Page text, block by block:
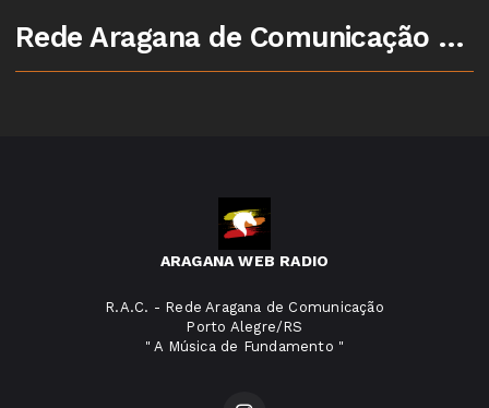
Rede Aragana de Comunicação - Porto Alegre/RS
ARAGANA WEB RADIO
R.A.C. - Rede Aragana de Comunicação
Porto Alegre/RS
" A Música de Fundamento "